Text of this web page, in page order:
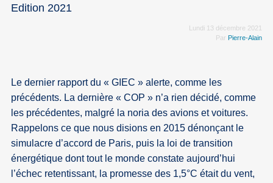
Edition 2021
Lundi 13 décembre 2021
Par Pierre-Alain
Le dernier rapport du « GIEC » alerte, comme les
précédents. La dernière « COP » n’a rien décidé, comme
les précédentes, malgré la noria des avions et voitures.
Rappelons ce que nous disions en 2015 dénonçant le
simulacre d’accord de Paris, puis la loi de transition
énergétique dont tout le monde constate aujourd’hui
l’échec retentissant, la promesse des 1,5°C était du vent,